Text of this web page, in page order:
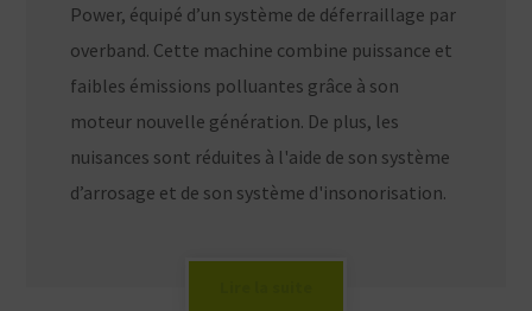
Power, équipé d’un système de déferraillage par
overband. Cette machine combine puissance et
faibles émissions polluantes grâce à son
moteur nouvelle génération. De plus, les
nuisances sont réduites à l'aide de son système
d’arrosage et de son système d'insonorisation.